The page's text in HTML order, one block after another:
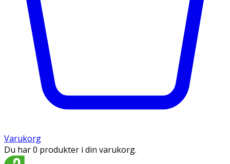
Varukorg
Du har 0 produkter i din varukorg.